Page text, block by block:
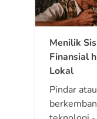
Menilik
Finansial
Lokal
Pindar